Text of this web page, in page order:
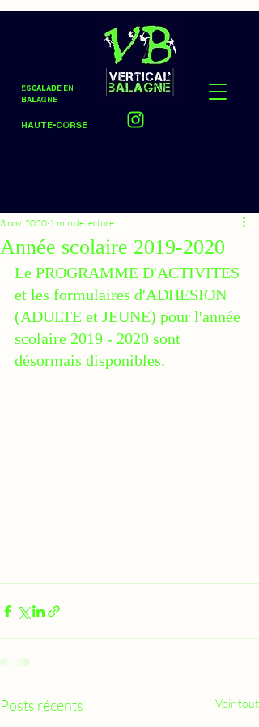
Escalade en
Balagne
Haute-Corse
Année scolaire 2019-2020
3 nov. 2020 1 min de lecture
Le PROGRAMME D'ACTIVITES
et les formulaires d'ADHESION
(ADULTE et JEUNE) pour l'année
scolaire 2019 - 2020 sont
désormais disponibles.
Posts récents Voir tout